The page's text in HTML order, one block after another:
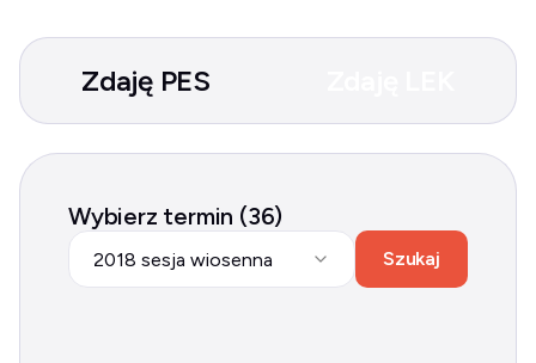
Zdaję PES
Wybierz termin (36)
2018 sesja wiosenna Szukaj